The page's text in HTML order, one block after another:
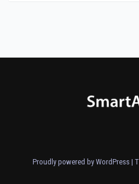
Proudly powered by WordPress |